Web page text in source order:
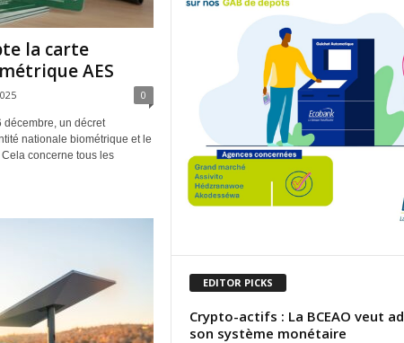
la carte
AES
0
décembre, un décret
nationale biométrique et le
concerne tous les
EDITOR PICKS
Crypto-actifs : La BCEAO veut
son système monétaire